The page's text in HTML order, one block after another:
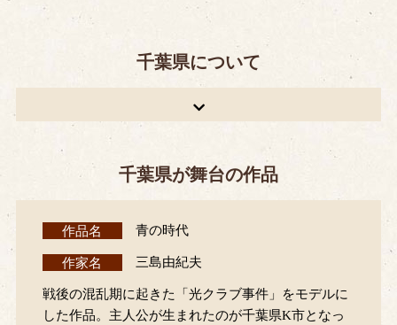
千葉県について
千葉県が舞台の作品
作品名 青の時代
作家名 三島由紀夫
戦後の混乱期に起きた「光クラブ事件」をモデルに
した作品。主人公が生まれたのが千葉県K市となっ